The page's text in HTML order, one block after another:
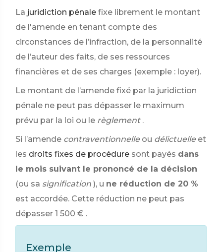
La juridiction pénale fixe librement le montant
de l'amende en tenant compte des
circonstances de l’infraction, de la personnalité
de l’auteur des faits, de ses ressources
financières et de ses charges (exemple : loyer).
Le montant de l’amende fixé par la juridiction
pénale ne peut pas dépasser le maximum
prévu par la loi ou le règlement .
Si l’amende contraventionnelle ou délictuelle et
les droits fixes de procédure sont payés dans
le mois suivant le prononcé de la décision
(ou sa signification ), u ne réduction de 20 %
est accordée. Cette réduction ne peut pas
dépasser 1 500 € .
Exemple